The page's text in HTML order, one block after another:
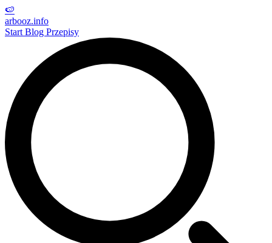
🍉
arbooz.info
Start Blog Przepisy